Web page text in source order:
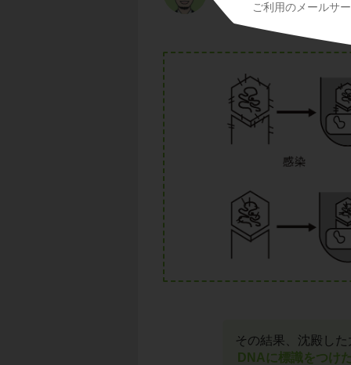
ご利用のメールサ
その結果、沈殿し
DNAに標識をつけ